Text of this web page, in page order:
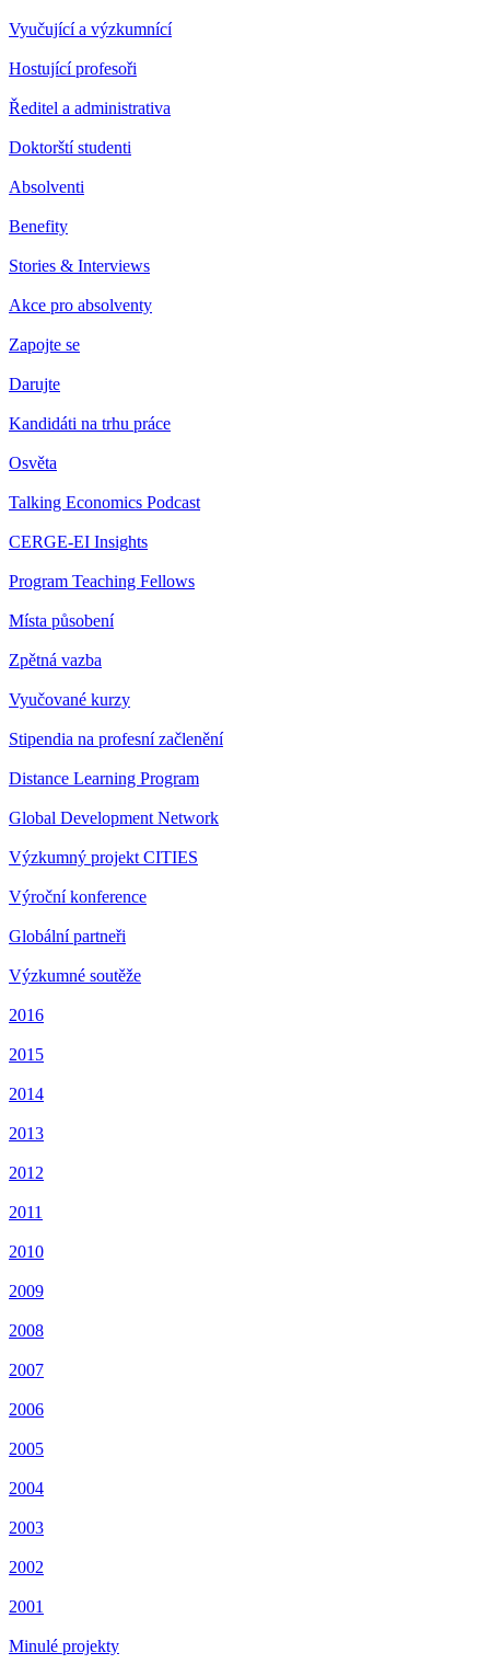
Vyučující a výzkumnící
Hostující profesoři
Ředitel a administrativa
Doktorští studenti
Absolventi
Benefity
Stories & Interviews
Akce pro absolventy
Zapojte se
Darujte
Kandidáti na trhu práce
Osvěta
Talking Economics Podcast
CERGE-EI Insights
Program Teaching Fellows
Místa působení
Zpětná vazba
Vyučované kurzy
Stipendia na profesní začlenění
Distance Learning Program
Global Development Network
Výzkumný projekt CITIES
Výroční konference
Globální partneři
Výzkumné soutěže
2016
2015
2014
2013
2012
2011
2010
2009
2008
2007
2006
2005
2004
2003
2002
2001
Minulé projekty